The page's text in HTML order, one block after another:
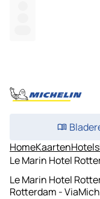
HomeKaartenHotels
Le Marin Hotel
Le Marin Hotel
Rotterdam -